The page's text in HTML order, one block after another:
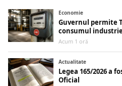
Economie
Guvernul permite
consumul
Acum 1 oră
Actualitate
Legea 165/2026 a
Oficial